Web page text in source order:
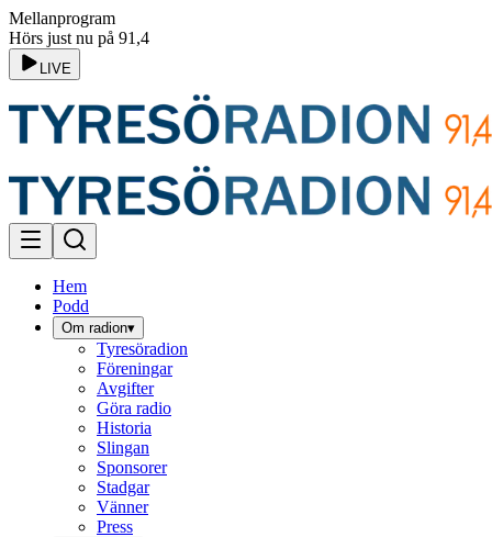
Mellanprogram
Hörs just nu på 91,4
LIVE
Hem
Podd
Om radion▾
Tyresöradion
Föreningar
Avgifter
Göra radio
Historia
Slingan
Sponsorer
Stadgar
Vänner
Press